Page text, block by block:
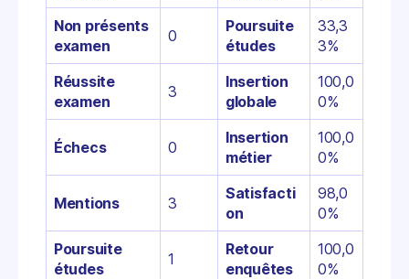
Non présents
examen
0
Poursuite
études
33,3
3%
Réussite
examen
3
Insertion
globale
100,0
0%
Échecs 0
Insertion
métier
100,0
0%
Mentions 3
Satisfacti
on
98,0
0%
Poursuite
études
1
Retour
enquêtes
100,0
0%